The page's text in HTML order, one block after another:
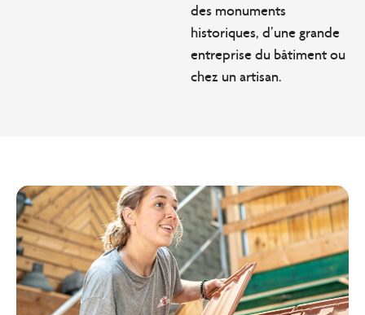
des monuments
historiques, d’une grande
entreprise du bâtiment ou
chez un artisan.